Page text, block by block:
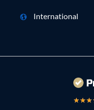
International